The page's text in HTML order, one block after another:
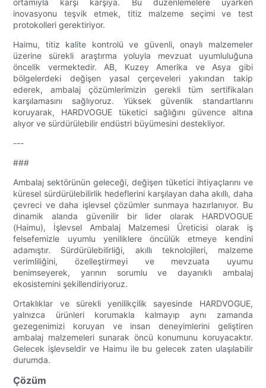
inovasyonu teşvik etmek, titiz malzeme seçimi ve test
protokolleri gerektiriyor.
Haimu, titiz kalite kontrolü ve güvenli, onaylı malzemeler
üzerine sürekli araştırma yoluyla mevzuat uyumluluğuna
öncelik vermektedir. AB, Kuzey Amerika ve Asya gibi
bölgelerdeki değişen yasal çerçeveleri yakından takip
ederek, ambalaj çözümlerimizin gerekli tüm sertifikaları
karşılamasını sağlıyoruz. Yüksek güvenlik standartlarını
koruyarak, HARDVOGUE tüketici sağlığını güvence altına
alıyor ve sürdürülebilir endüstri büyümesini destekliyor.
---
###
Ambalaj sektörünün geleceği, değişen tüketici ihtiyaçlarını ve
küresel sürdürülebilirlik hedeflerini karşılayan daha akıllı, daha
çevreci ve daha işlevsel çözümler sunmaya hazırlanıyor. Bu
dinamik alanda güvenilir bir lider olarak HARDVOGUE
(Haimu), İşlevsel Ambalaj Malzemesi Üreticisi olarak iş
felsefemizle uyumlu yeniliklere öncülük etmeye kendini
adamıştır. Sürdürülebilirliği, akıllı teknolojileri, malzeme
verimliliğini, özelleştirmeyi ve mevzuata uyumu
benimseyerek, yarının sorumlu ve dayanıklı ambalaj
ekosistemini şekillendiriyoruz.
Ortaklıklar ve sürekli yenilikçilik sayesinde HARDVOGUE,
yalnızca ürünleri korumakla kalmayıp aynı zamanda
gezegenimizi koruyan ve insan deneyimlerini geliştiren
ambalaj malzemeleri sunarak öncü konumunu koruyacaktır.
Gelecek işlevseldir ve Haimu ile bu gelecek zaten ulaşılabilir
durumda.
Çözüm